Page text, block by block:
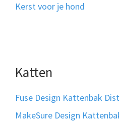
Kerst voor je hond
Katten
Fuse Design Kattenbak
MakeSure Design